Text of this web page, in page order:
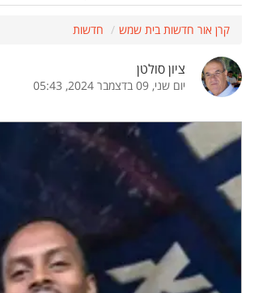
קרן אור חדשות בית שמש חדשות
ציון סולטן
יום שני, 09 בדצמבר 2024, 05:43